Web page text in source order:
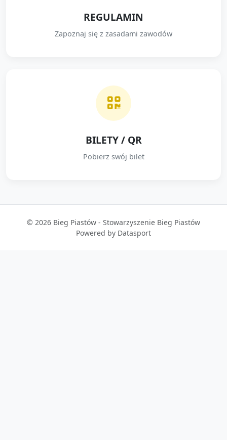
REGULAMIN
Zapoznaj się z zasadami zawodów
BILETY / QR
Pobierz swój bilet
© 2026 Bieg Piastów - Stowarzyszenie Bieg Piastów
Powered by Datasport